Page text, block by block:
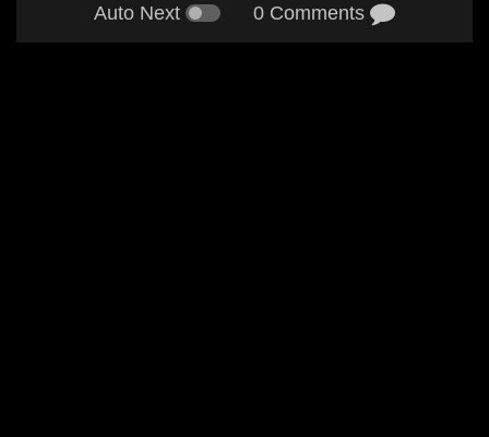
Auto Next 0 Comments